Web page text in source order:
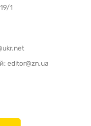
1
editor@zn.ua